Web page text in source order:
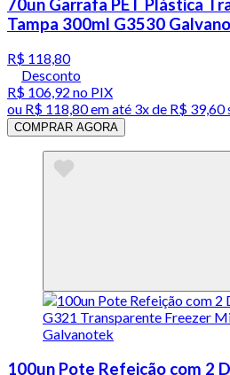
70un Garrafa PET Plástica
Tampa 300ml G3530
R$ 118,80
Desconto
R$ 106,92 no PIX
ou R$ 118,80em até 3x de R$ 39,60
COMPRAR AGORA
100un Pote Refeição com 2